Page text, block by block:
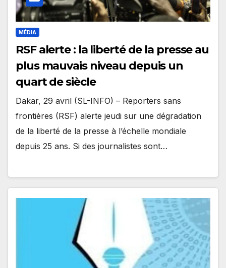
MÉDIA
RSF alerte : la liberté de la presse au
plus mauvais niveau depuis un
quart de siècle
Dakar, 29 avril (SL-INFO) – Reporters sans
frontières (RSF) alerte jeudi sur une dégradation
de la liberté de la presse à l’échelle mondiale
depuis 25 ans. Si des journalistes sont…